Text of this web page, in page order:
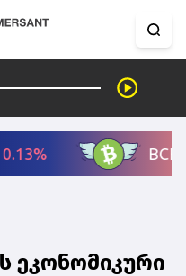
ეკონომიკური